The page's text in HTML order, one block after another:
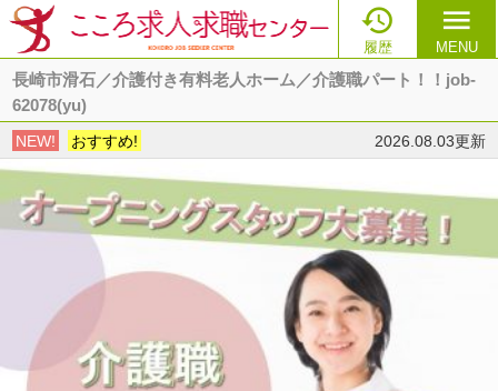

履歴
menu
MENU
長崎市滑石／介護付き有料老人ホーム／介護職パート！！job-
62078(yu)
NEW! おすすめ! 2026.08.03更新